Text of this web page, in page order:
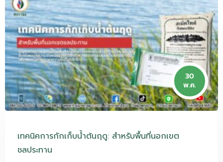
30
พ.ค.
เทคนิคการกักเก็บน้ำต้นฤดู: สำหรับพื้นที่นอกเขต
ชลประทาน